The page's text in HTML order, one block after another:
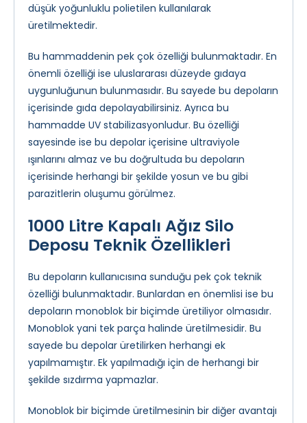
düşük yoğunluklu polietilen kullanılarak
üretilmektedir.
Bu hammaddenin pek çok özelliği bulunmaktadır. En
önemli özelliği ise uluslararası düzeyde gıdaya
uygunluğunun bulunmasıdır. Bu sayede bu depoların
içerisinde gıda depolayabilirsiniz. Ayrıca bu
hammadde UV stabilizasyonludur. Bu özelliği
sayesinde ise bu depolar içerisine ultraviyole
ışınlarını almaz ve bu doğrultuda bu depoların
içerisinde herhangi bir şekilde yosun ve bu gibi
parazitlerin oluşumu görülmez.
1000 Litre Kapalı Ağız Silo
Deposu Teknik Özellikleri
Bu depoların kullanıcısına sunduğu pek çok teknik
özelliği bulunmaktadır. Bunlardan en önemlisi ise bu
depoların monoblok bir biçimde üretiliyor olmasıdır.
Monoblok yani tek parça halinde üretilmesidir. Bu
sayede bu depolar üretilirken herhangi ek
yapılmamıştır. Ek yapılmadığı için de herhangi bir
şekilde sızdırma yapmazlar.
Monoblok bir biçimde üretilmesinin bir diğer avantajı